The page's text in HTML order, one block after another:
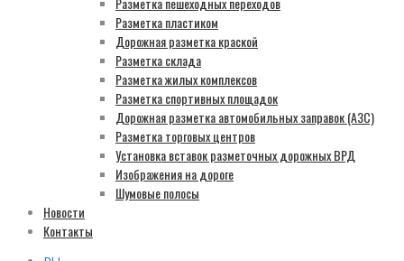
Разметка пластиком
Дорожная разметка краской
Разметка склада
Разметка жилых комплексов
Разметка спортивных площадок
Дорожная разметка автомобильных заправок (АЗС)
Разметка торговых центров
Установка вставок разметочных дорожных ВРД
Изображения на дороге
Шумовые полосы
Новости
Контакты